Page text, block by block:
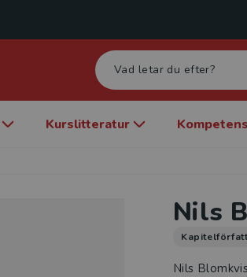
Kurslitteratur
Nils
Nils